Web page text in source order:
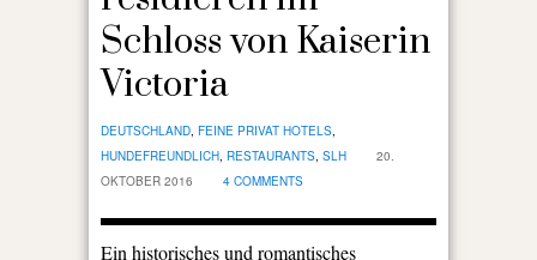
Schloss von Kaiserin
Victoria
DEUTSCHLAND, FEINE PRIVAT HOTELS,
HUNDEFREUNDLICH, RESTAURANTS, SLH
20.
OKTOBER 2016
4 COMMENTS
Ein historisches und romantisches